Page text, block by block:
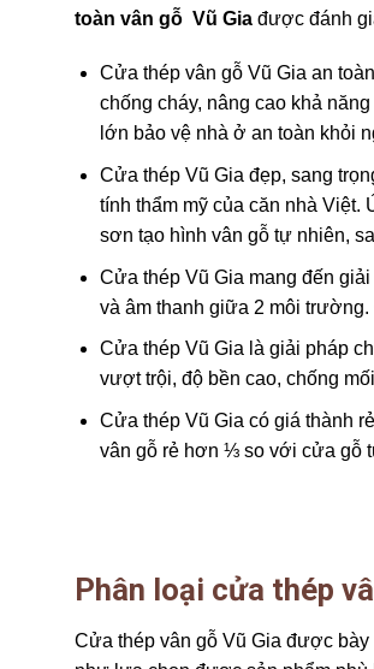
toàn vân gỗ Vũ Gia được đánh
Cửa thép vân gỗ Vũ Gia an
chống cháy, nâng cao khả
lớn bảo vệ nhà ở an toàn khỏi
Cửa thép Vũ Gia đẹp, sang
tính thẩm mỹ của căn nhà Việt.
sơn tạo hình vân gỗ tự nhiên,
Cửa thép Vũ Gia mang đến
và âm thanh giữa 2 môi
Cửa thép Vũ Gia là giải pháp
vượt trội, độ bền cao, chống
Cửa thép Vũ Gia có giá thành
vân gỗ rẻ hơn ⅓ so với cửa gỗ
Phân loại cửa thép
Cửa thép vân gỗ Vũ Gia được